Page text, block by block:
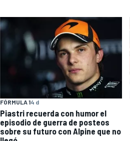
FÓRMULA 14 d
Piastri recuerda con humor el
episodio de guerra de posteos
sobre su futuro con Alpine que no